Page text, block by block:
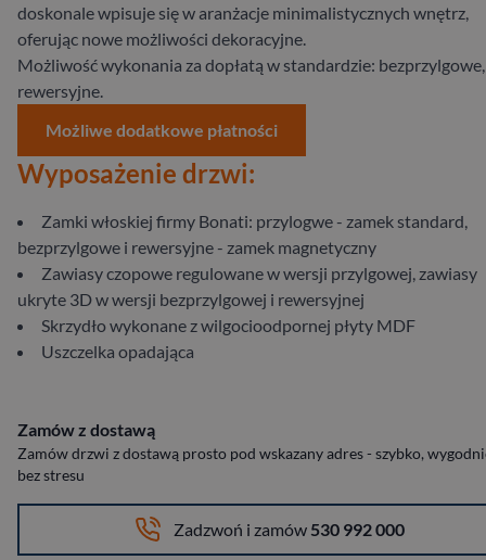
doskonale wpisuje się w aranżacje minimalistycznych wnętrz,
oferując nowe możliwości dekoracyjne.
Możliwość wykonania za dopłatą w standardzie: bezprzylgowe,
rewersyjne.
Możliwe dodatkowe płatności
Wyposażenie drzwi:
Zamki włoskiej firmy Bonati: przylogwe - zamek standard,
bezprzylgowe i rewersyjne - zamek magnetyczny
Zawiasy czopowe regulowane w wersji przylgowej, zawiasy
ukryte 3D w wersji bezprzylgowej i rewersyjnej
Skrzydło wykonane z wilgocioodpornej płyty MDF
Uszczelka opadająca
Zamów z dostawą
Zamów drzwi z dostawą prosto pod wskazany adres - szybko,
bez stresu
Zadzwoń i zamów 530 992 000